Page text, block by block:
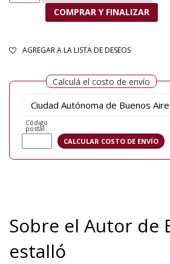
COMPRAR Y FINALIZAR
AGREGAR A LA LISTA DE DESEOS
Calculá el costo de envío
Código
postal
Sobre el Autor de
estalló